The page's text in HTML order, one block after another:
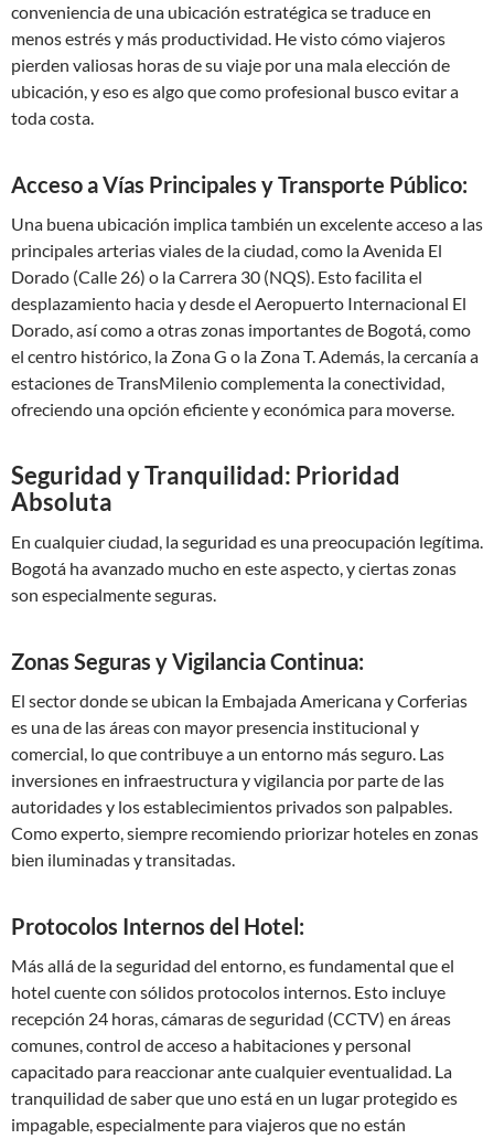
conveniencia de una ubicación estratégica se traduce en
menos estrés y más productividad. He visto cómo viajeros
pierden valiosas horas de su viaje por una mala elección de
ubicación, y eso es algo que como profesional busco evitar a
toda costa.
Acceso a Vías Principales y Transporte Público:
Una buena ubicación implica también un excelente acceso a las
principales arterias viales de la ciudad, como la Avenida El
Dorado (Calle 26) o la Carrera 30 (NQS). Esto facilita el
desplazamiento hacia y desde el Aeropuerto Internacional El
Dorado, así como a otras zonas importantes de Bogotá, como
el centro histórico, la Zona G o la Zona T. Además, la cercanía a
estaciones de TransMilenio complementa la conectividad,
ofreciendo una opción eficiente y económica para moverse.
Seguridad y Tranquilidad: Prioridad
Absoluta
En cualquier ciudad, la seguridad es una preocupación legítima.
Bogotá ha avanzado mucho en este aspecto, y ciertas zonas
son especialmente seguras.
Zonas Seguras y Vigilancia Continua:
El sector donde se ubican la Embajada Americana y Corferias
es una de las áreas con mayor presencia institucional y
comercial, lo que contribuye a un entorno más seguro. Las
inversiones en infraestructura y vigilancia por parte de las
autoridades y los establecimientos privados son palpables.
Como experto, siempre recomiendo priorizar hoteles en zonas
bien iluminadas y transitadas.
Protocolos Internos del Hotel:
Más allá de la seguridad del entorno, es fundamental que el
hotel cuente con sólidos protocolos internos. Esto incluye
recepción 24 horas, cámaras de seguridad (CCTV) en áreas
comunes, control de acceso a habitaciones y personal
capacitado para reaccionar ante cualquier eventualidad. La
tranquilidad de saber que uno está en un lugar protegido es
impagable, especialmente para viajeros que no están